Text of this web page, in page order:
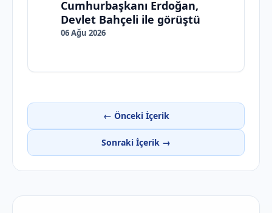
Cumhurbaşkanı Erdoğan,
Devlet Bahçeli ile görüştü
06 Ağu 2026
← Önceki İçerik
Sonraki İçerik →